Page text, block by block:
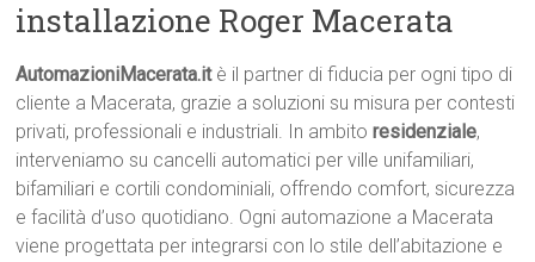
installazione Roger Macerata
AutomazioniMacerata.itè il partner di fiducia per ogni tipo di
cliente a Macerata, grazie a soluzioni su misura per contesti
privati, professionali e industriali. In ambitoresidenziale,
interveniamo su cancelli automatici per ville unifamiliari,
bifamiliari e cortili condominiali, offrendo comfort, sicurezza
e facilità d’uso quotidiano. Ogni automazione a Macerata
viene progettata per integrarsi con lo stile dell’abitazione e